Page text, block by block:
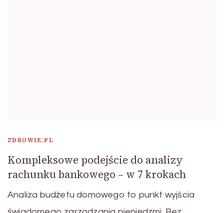
ZDROWIE.PL
Kompleksowe podejście do analizy
rachunku bankowego – w 7 krokach
Analiza budżetu domowego to punkt wyjścia